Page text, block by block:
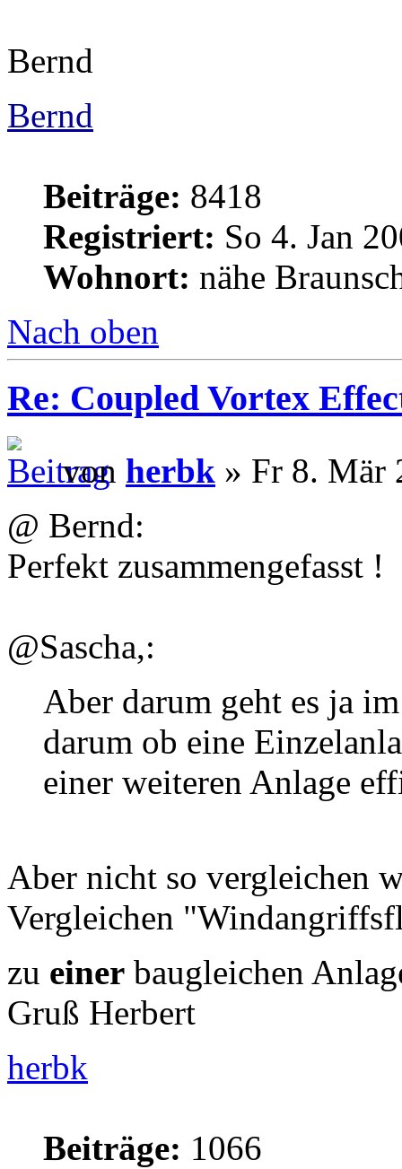
Bernd
Bernd
Beiträge: 8418
Registriert: So 4. Jan
Wohnort: nähe
Nach oben
Re: Coupled Vortex
von herbk » Fr 8. Mär
@ Bernd:
Perfekt zusammengefasst !
@Sascha,:
Aber darum geht es ja
darum ob eine
einer weiteren Anlage
Aber nicht so vergleichen
Vergleichen
zu einer baugleichen
Gruß Herbert
herbk
Beiträge: 1066